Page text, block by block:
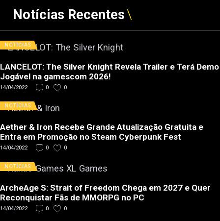
Notícias Recentes
NOTÍCIAS
LANCELOT: The Silver Knight Revela Trailer e Terá Demo
Jogável na gamescom 2026!
14/04/2022 0 0
NOTÍCIAS
Aether & Iron Recebe Grande Atualização Gratuita e
Entra em Promoção no Steam Cyberpunk Fest
14/04/2022 0 0
NOTÍCIAS
ArcheAge S: Strait of Freedom Chega em 2027 e Quer
Reconquistar Fãs de MMORPG no PC
14/04/2022 0 0